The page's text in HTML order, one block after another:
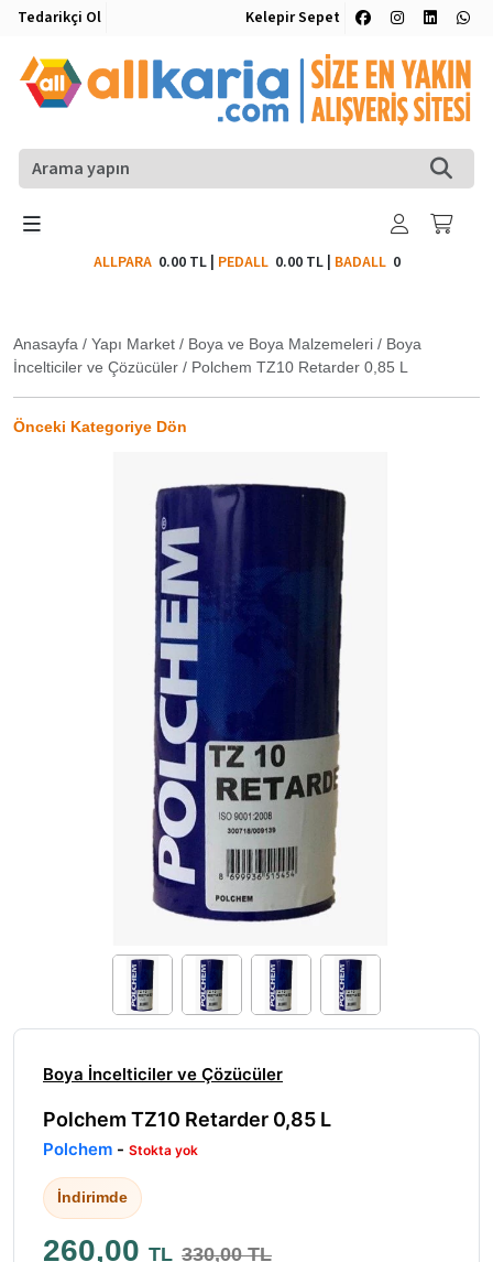
Tedarikçi Ol Kelepir Sepet
ALLPARA 0.00 TL| PEDALL 0.00 TL| BADALL0
Anasayfa / Yapı Market / Boya ve Boya Malzemeleri / Boya
İncelticiler ve Çözücüler / Polchem TZ10 Retarder 0,85 L
Önceki Kategoriye Dön
Boya İncelticiler ve Çözücüler
Polchem TZ10 Retarder 0,85 L
Polchem - Stokta yok
İndirimde
260,00 TL 330,00 TL